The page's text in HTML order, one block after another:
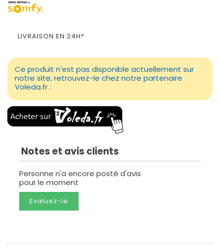
LIVRAISON EN 24H*
Ce produit n'est pas disponible actuellement sur
notre site, retrouvez-le chez notre partenaire
Voleda.fr :
Notes et avis clients
Personne n'a encore posté d'avis
pour le moment
Evaluez-le